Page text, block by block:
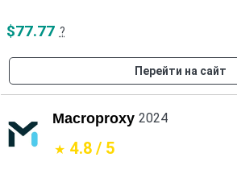
$77.77 ?
Перейти на сайт
Macroproxy 2024
4.8 / 5